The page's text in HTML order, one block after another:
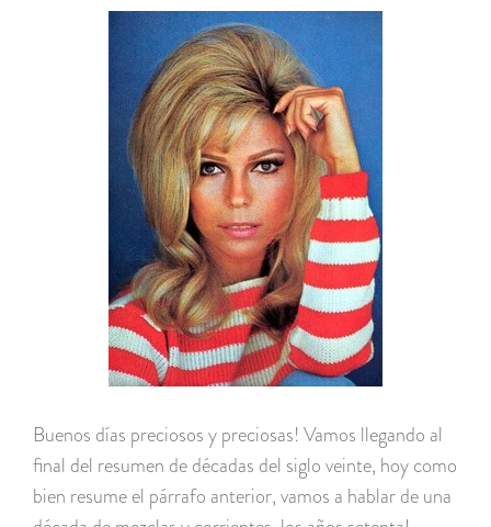
Buenos días preciosos y preciosas! Vamos llegando al
final del resumen de décadas del siglo veinte, hoy como
bien resume el párrafo anterior, vamos a hablar de una